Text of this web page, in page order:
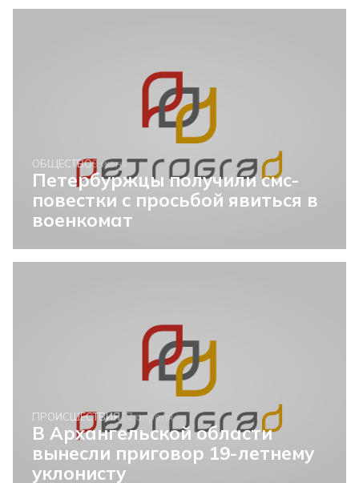
ОБЩЕСТВО9 июня
Петербуржцы получили смс-
повестки с просьбой явиться в
военкомат
ПРОИСШЕСТВИЯ17 апреля
В Архангельской области
вынесли приговор 19-летнему
уклонисту